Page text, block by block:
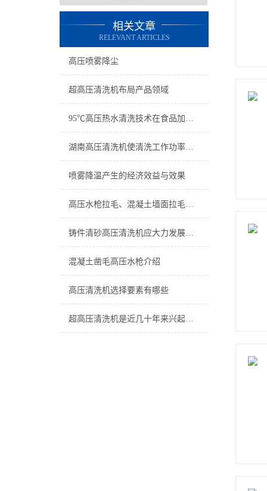
相关文章
RELEVANT ARTICLES
高压喷雾降尘
超高压清洗机布局产品领域
95℃高压热水清洗技术在食品加工业应用的技术优势
湖南高压清洗机使清洗工作功率得到了很大的提高
喷雾降温产生的经济效益与效果
高压水枪拉毛、混凝土墙面拉毛技术在新建筑工艺中的应用
铸件清砂高压清洗机应大力发展技术研究
混凝土凿毛高压水枪介绍
高压清洗机选择要素有哪些
超高压清洗机是近几十年来兴起的新型清洗设备